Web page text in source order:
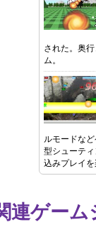
された。奥
ム。
ルモードな
型シューテ
込みプレイ
連ゲーム